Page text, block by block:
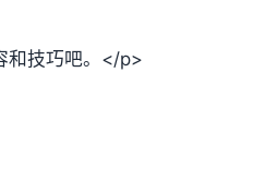
和技巧吧。</p>